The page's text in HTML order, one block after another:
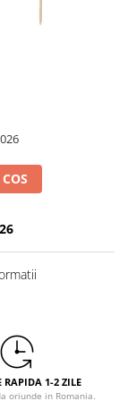
RAPIDA 1-2 ZILE
oriunde in Romania.